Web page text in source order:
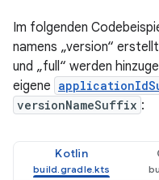
Im folgenden
namens „version“
und „full“ werden
eigene
versionNameSuffix :
Kotlin